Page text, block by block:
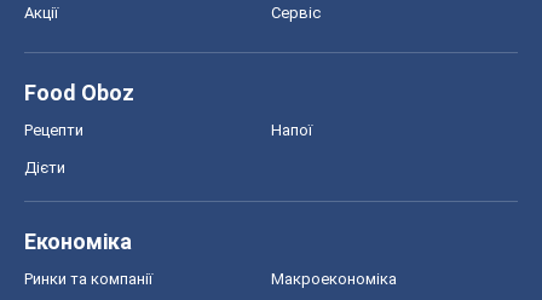
Акції Сервіс
Food Oboz
Рецепти Напої
Дієти
Економіка
Ринки та компанії Макроекономіка